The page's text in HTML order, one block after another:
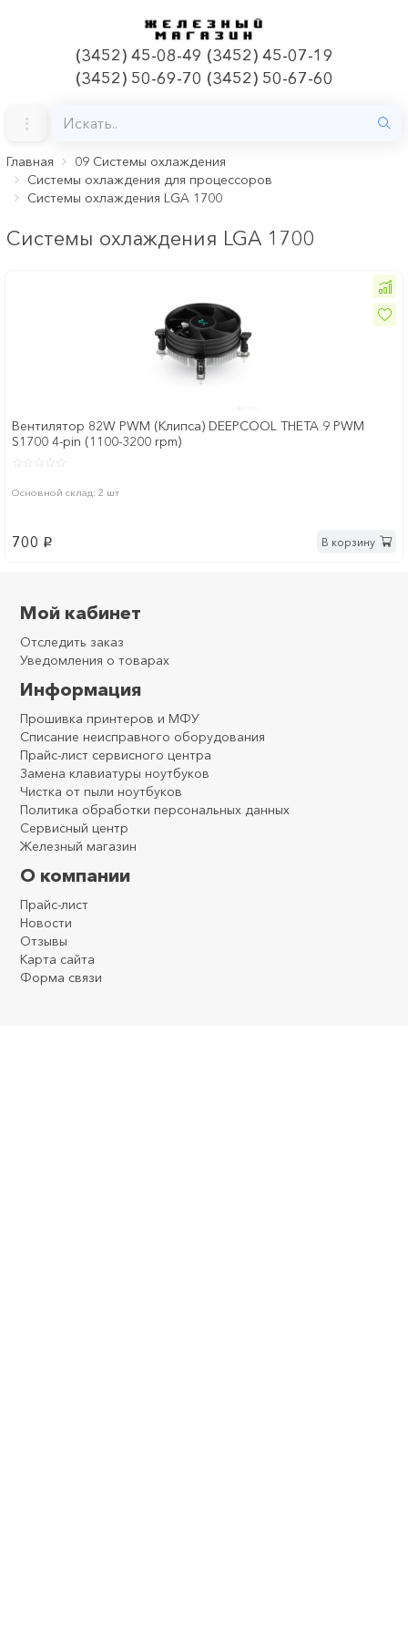
(3452) 45-08-49 (3452) 45-07-19
(3452) 50-69-70 (3452) 50-67-60
Главная
09 Системы охлаждения
Системы охлаждения для процессоров
Системы охлаждения LGA 1700
Системы охлаждения LGA 1700
Вентилятор 82W PWM (Клипса) DEEPCOOL THETA 9 PWM
S1700 4-pin (1100-3200 rpm)
Основной склад: 2 шт
700 p В корзину
Мой кабинет
Отследить заказ
Уведомления о товарах
Информация
Прошивка принтеров и МФУ
Списание неисправного оборудования
Прайс-лист сервисного центра
Замена клавиатуры ноутбуков
Чистка от пыли ноутбуков
Политика обработки персональных данных
Сервисный центр
Железный магазин
О компании
Прайс-лист
Новости
Отзывы
Карта сайта
Форма связи